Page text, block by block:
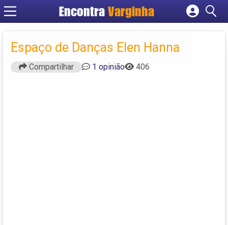
EncontraVarginha
Cadastrar empresa
Criar conta
Espaço de Danças Elen Hanna
Compartilhar 1 opinião 406